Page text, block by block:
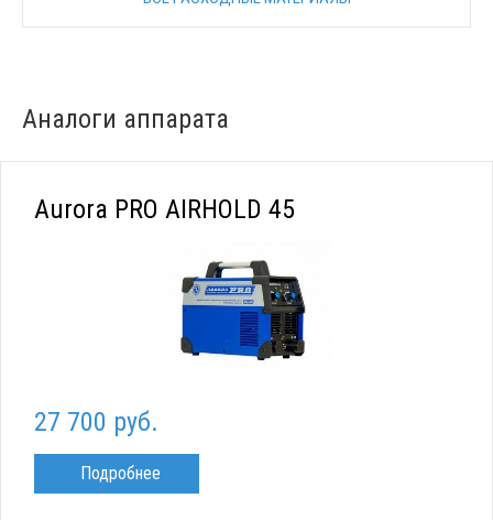
Аналоги аппарата
Aurora PRO AIRHOLD 45
27 700 руб.
Подробнее